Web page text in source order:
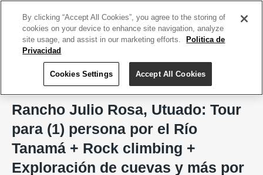
Rancho Julio Rosa, Utuado
Rancho Julio Rosa, Utuado: Tour
para (1) persona por el Río
Tanamá + Rock climbing +
Exploración de cuevas y más por
By clicking “Accept All Cookies”, you agree to the storing of
cookies on your device to enhance site navigation, analyze
site usage, and assist in our marketing efforts.
Politica de
Privacidad
Cookies Settings Accept All Cookies